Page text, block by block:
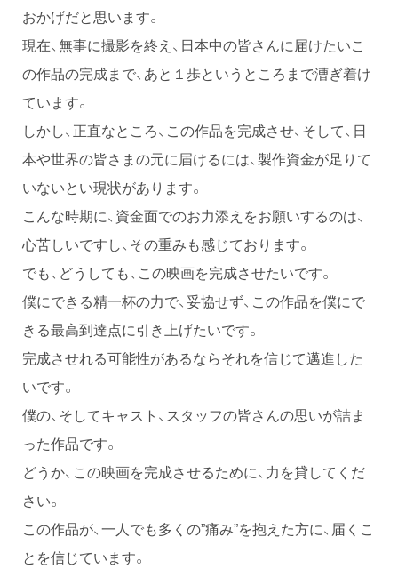
おかげだと思います。
現在、無事に撮影を終え、日本中の皆さんに届けたいこ
の作品の完成まで、あと１歩というところまで漕ぎ着け
ています。
しかし、正直なところ、この作品を完成させ、そして、日
本や世界の皆さまの元に届けるには、製作資金が足りて
いないとい現状があります。
こんな時期に、資金面でのお力添えをお願いするのは、
心苦しいですし、その重みも感じております。
でも、どうしても、この映画を完成させたいです。
僕にできる精一杯の力で、妥協せず、この作品を僕にで
きる最高到達点に引き上げたいです。
完成させれる可能性があるならそれを信じて邁進した
いです。
僕の、そしてキャスト、スタッフの皆さんの思いが詰ま
った作品です。
どうか、この映画を完成させるために、力を貸してくだ
さい。
この作品が、一人でも多くの”痛み”を抱えた方に、届くこ
とを信じています。